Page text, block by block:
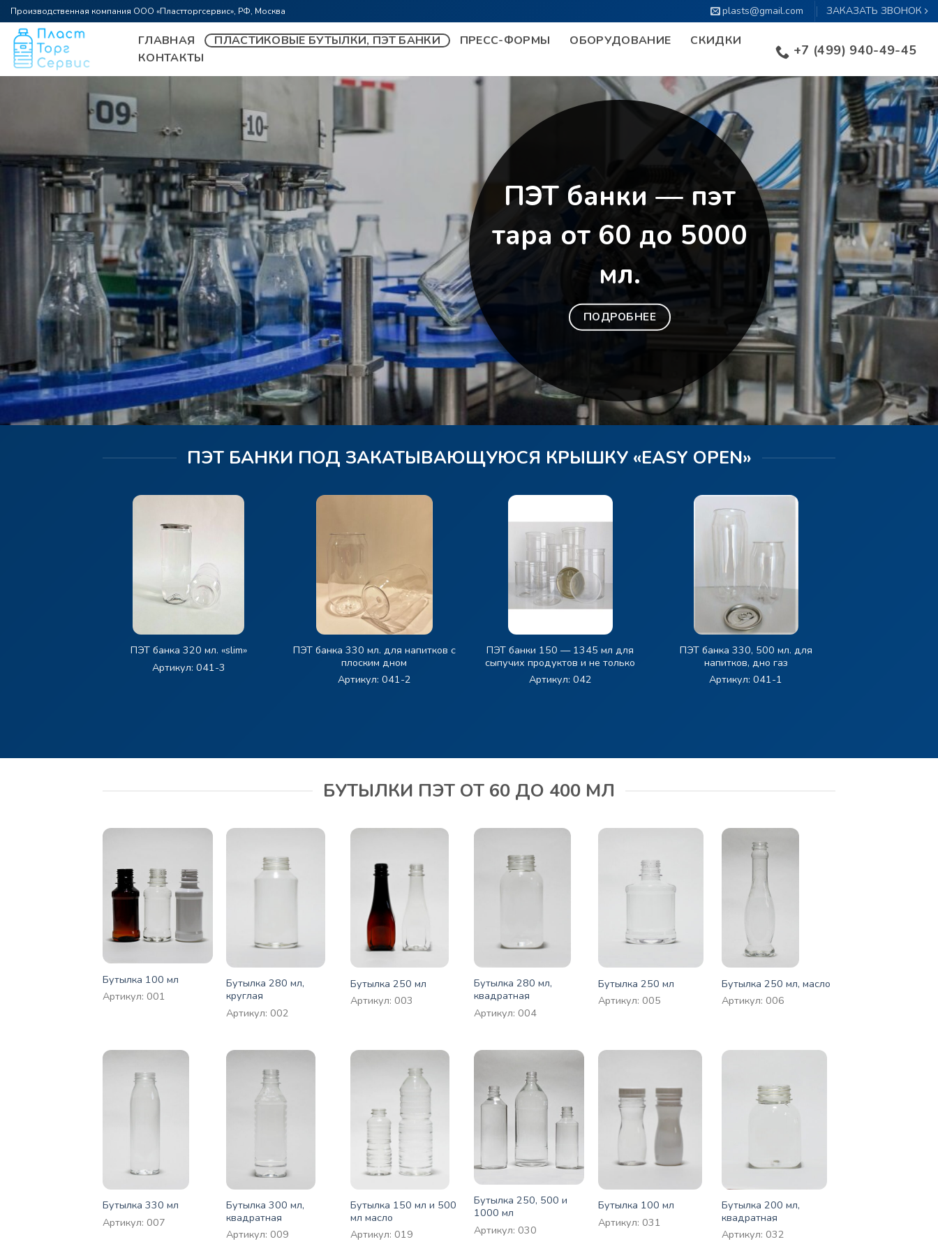
Skip
to
content
Производственная компания ООО «Пластторгсервис», РФ, Москва plasts@gmail.com ЗАКАЗАТЬ ЗВОНОК
ГЛАВНАЯ ПЛАСТИКОВЫЕ БУТЫЛКИ, ПЭТ БАНКИ ПРЕСС-ФОРМЫ ОБОРУДОВАНИЕ
СКИДКИ
КОНТАКТЫ
+7 (499) 940-49-45
ПЭТ банки — пэт
тара от 60 до 5000
мл.
ПОДРОБНЕЕ
ПЭТ БАНКИ ПОД ЗАКАТЫВАЮЩУЮСЯ КРЫШКУ «EASY OPEN»
ПЭТ банка 320 мл. «slim»
Артикул: 041-3
ПЭТ банка 330 мл. для напитков с
плоским дном
Артикул: 041-2
ПЭТ банки 150 — 1345 мл для
сыпучих продуктов и не только
Артикул: 042
ПЭТ банка 330, 500 мл. для
напитков, дно газ
Артикул: 041-1
БУТЫЛКИ ПЭТ ОТ 60 ДО 400 МЛ
Бутылка 100 мл
Артикул: 001
Бутылка 280 мл,
круглая
Артикул: 002
Бутылка 250 мл
Артикул: 003
Бутылка 280 мл,
квадратная
Артикул: 004
Бутылка 250 мл
Артикул: 005
Бутылка 250 мл, масло
Артикул: 006
Бутылка 330 мл
Артикул: 007
Бутылка 300 мл,
квадратная
Артикул: 009
Бутылка 150 мл и 500
мл масло
Артикул: 019
Бутылка 250, 500 и
1000 мл
Артикул: 030
Бутылка 100 мл
Артикул: 031
Бутылка 200 мл,
квадратная
Артикул: 032